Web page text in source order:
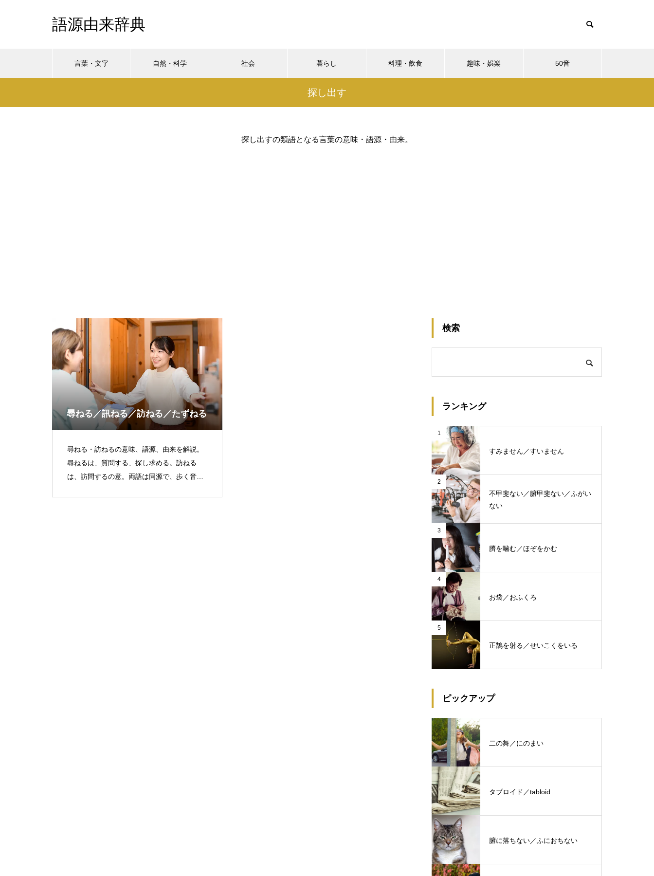
語源由来辞典
言葉・文字 自然・科学 社会 暮らし 料理・飲食 趣味・娯楽 50音
探し出す
探し出すの類語となる言葉の意味・語源・由来。
尋ねる／訊ねる／訪ねる／たずねる
尋ねる・訪ねるの意味、語源、由来を解説。
尋ねるは、質問する、探し求める。訪ねる
は、訪問するの意。両語は同源で、歩く音に
検索
ランキング
1
すみません／すいません
2
不甲斐ない／腑甲斐ない／ふがい
ない
3
臍を噛む／ほぞをかむ
4
お袋／おふくろ
5
正鵠を射る／せいこくをいる
ピックアップ
二の舞／にのまい
タブロイド／tabloid
腑に落ちない／ふにおちない